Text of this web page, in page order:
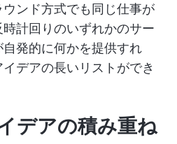
ンド方式でも同じ仕事が
計回りのいずれかのサー
発的に何かを提供すれ
デアの長いリストができ
デアの積み重ね